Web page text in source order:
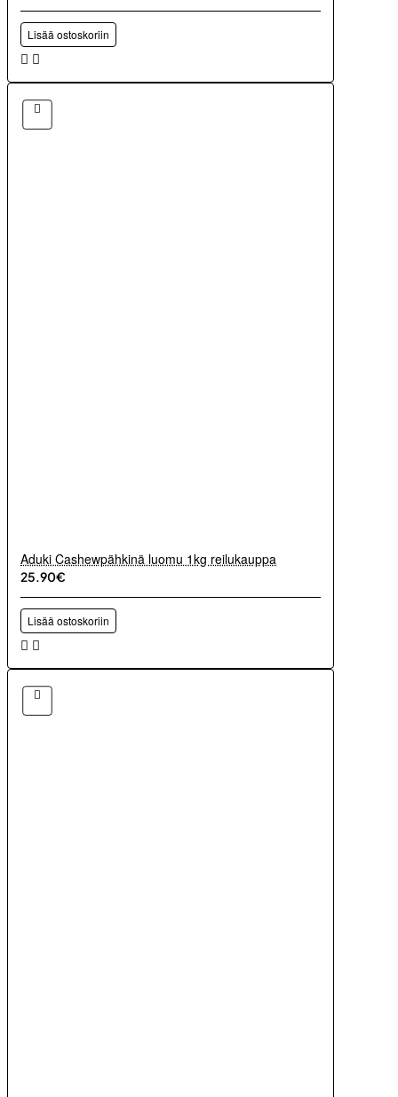
Lisää ostoskoriin
Aduki Cashewpähkinä luomu 1kg reilukauppa
25.90€
Lisää ostoskoriin